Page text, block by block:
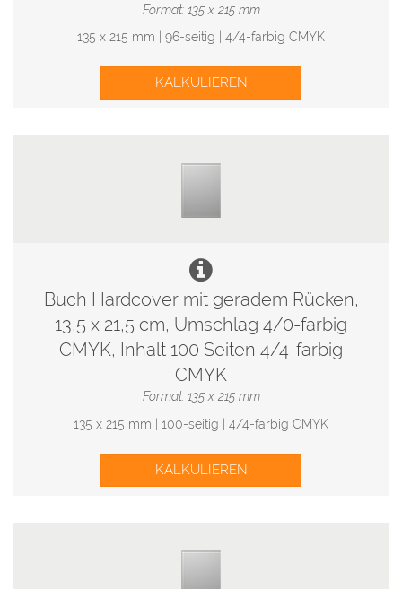
Format: 135 x 215 mm
135 x 215 mm | 96-seitig | 4/4-farbig CMYK
KALKULIEREN
Buch Hardcover mit geradem Rücken,
13,5 x 21,5 cm, Umschlag 4/0-farbig
CMYK, Inhalt 100 Seiten 4/4-farbig
CMYK
Format: 135 x 215 mm
135 x 215 mm | 100-seitig | 4/4-farbig CMYK
KALKULIEREN